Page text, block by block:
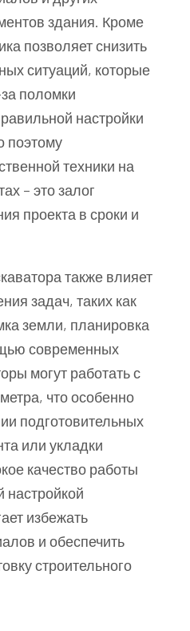
здания. Кроме
позволяет снизить
ситуаций, которые
поломки
настройки
поэтому
техники на
– это залог
проекта в сроки и
также влияет
задач, таких как
земли, планировка
современных
могут работать с
что особенно
подготовительных
или укладки
качество работы
настройкой
избежать
и обеспечить
строительного